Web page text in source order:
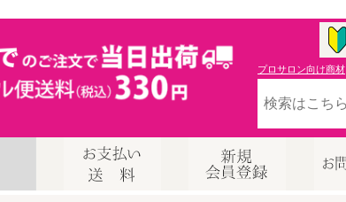
プロサロン向け商材